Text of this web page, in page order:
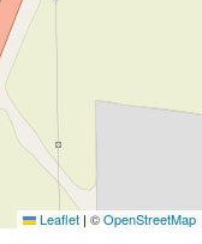
Leaflet | ©OpenStreetMap